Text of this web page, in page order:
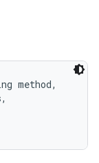
method,